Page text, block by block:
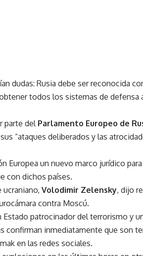
dudas: Rusia debe ser reconocida
todos los sistemas de defensa
parte del Parlamento Europeo de
“ataques deliberados y las
Europea un nuevo marco jurídico
con dichos países.
ucraniano, Volodimir Zelensky, dijo
contra Moscú.
patrocinador del terrorismo y
confirman inmediatamente que son
en las redes sociales.